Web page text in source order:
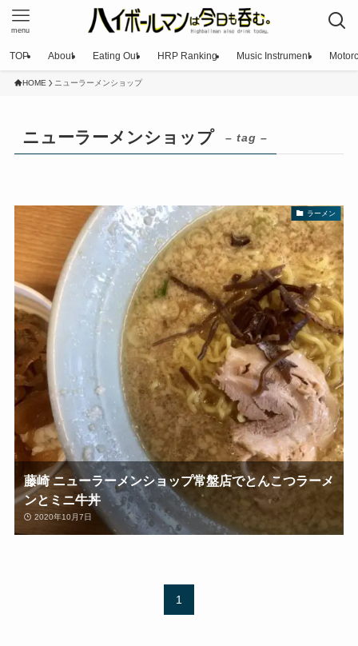
menu
TOP About Eating Out HRP Ranking Music Instrument
HOME ニューラーメンショップ
ニューラーメンショップ – tag –
ラーメン
藤崎 ニューラーメンショップ常盤店でとんこつラーメ
ンとミニ牛丼
2020年10月7日
1